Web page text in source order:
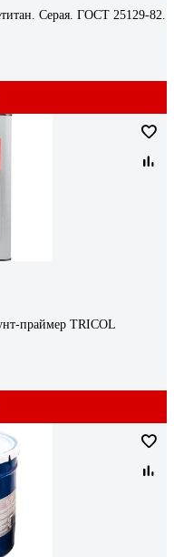
Серая. ГОСТ 25129-82.
праймер TRICOL